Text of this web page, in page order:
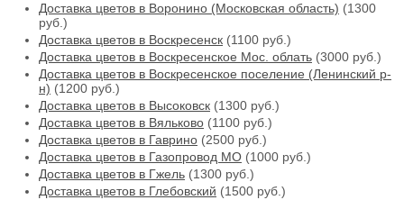
Доставка цветов в Воронино (Московская область) (1300
руб.)
Доставка цветов в Воскресенск (1100 руб.)
Доставка цветов в Воскресенское Мос. облать (3000 руб.)
Доставка цветов в Воскресенское поселение (Ленинский р-
н) (1200 руб.)
Доставка цветов в Высоковск (1300 руб.)
Доставка цветов в Вяльково (1100 руб.)
Доставка цветов в Гаврино (2500 руб.)
Доставка цветов в Газопровод МО (1000 руб.)
Доставка цветов в Гжель (1300 руб.)
Доставка цветов в Глебовский (1500 руб.)